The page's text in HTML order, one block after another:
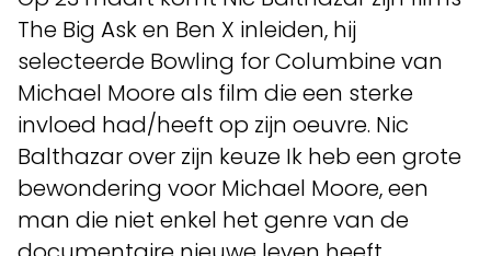
The Big Ask en Ben X inleiden, hij
selecteerde Bowling for Columbine van
Michael Moore als film die een sterke
invloed had/heeft op zijn oeuvre. Nic
Balthazar over zijn keuze Ik heb een grote
bewondering voor Michael Moore, een
man die niet enkel het genre van de